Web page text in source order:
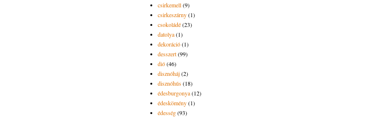
csirkemell(9)
csirkeszárny(1)
csokoládé(23)
datolya(1)
dekoráció(1)
desszert(99)
dió(46)
disznóháj(2)
disznóhús(18)
édesburgonya(12)
édeskömény(1)
édesség(93)